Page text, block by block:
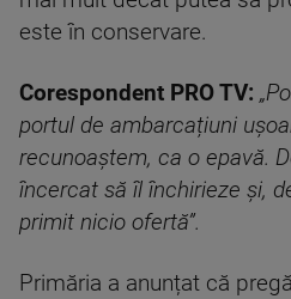
este în conservare.
Corespondent PRO TV:
portul de ambarcațiuni
recunoaștem, ca o epavă.
încercat să îl închirieze și,
primit nicio ofertă”.
Primăria a anunțat că